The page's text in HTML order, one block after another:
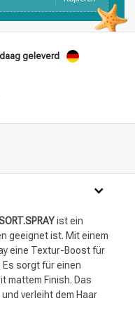
geleverd
ist ein
geeignet ist. Mit einem
eine Textur-Boost für
sorgt für einen
mattem Finish. Das
verleiht dem Haar